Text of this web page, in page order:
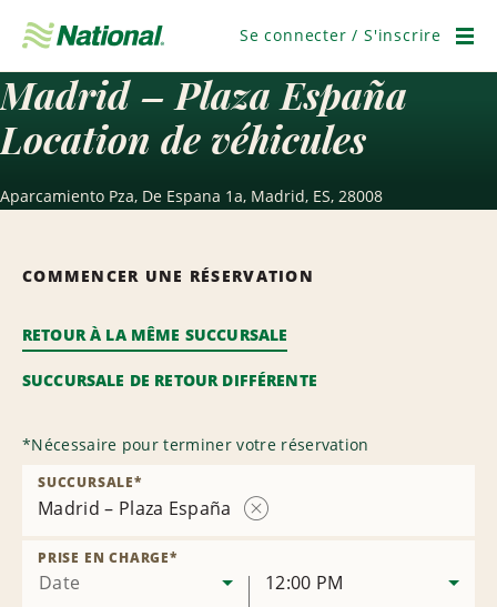
navigation
Se connecter / S'inscrire
Madrid – Plaza España
Location de véhicules
Aparcamiento Pza, De Espana 1a, Madrid, ES, 28008
COMMENCER UNE RÉSERVATION
RETOUR À LA MÊME SUCCURSALE
SUCCURSALE DE RETOUR DIFFÉRENTE
*Nécessaire pour terminer votre réservation
Madrid – Plaza España
SUCCURSALE*
Date
PRISE EN CHARGE*
12:00 PM